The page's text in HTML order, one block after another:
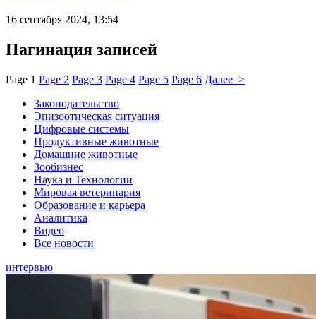
16 сентября 2024, 13:54
Пагинация записей
Page 1 Page 2 Page 3 Page 4 Page 5 Page 6 Далее >
Законодательство
Эпизоотическая ситуация
Цифровые системы
Продуктивные животные
Домашние животные
Зообизнес
Наука и Технологии
Мировая ветеринария
Образование и карьера
Аналитика
Видео
Все новости
интервью